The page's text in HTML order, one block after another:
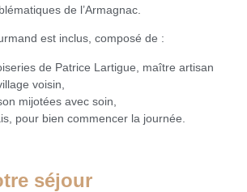
de l’Armagnac.
est inclus , composé de :
de Patrice Lartigue
maître artisan
voisin,
mijotées avec soin,
, pour bien commencer la journée.
séjour